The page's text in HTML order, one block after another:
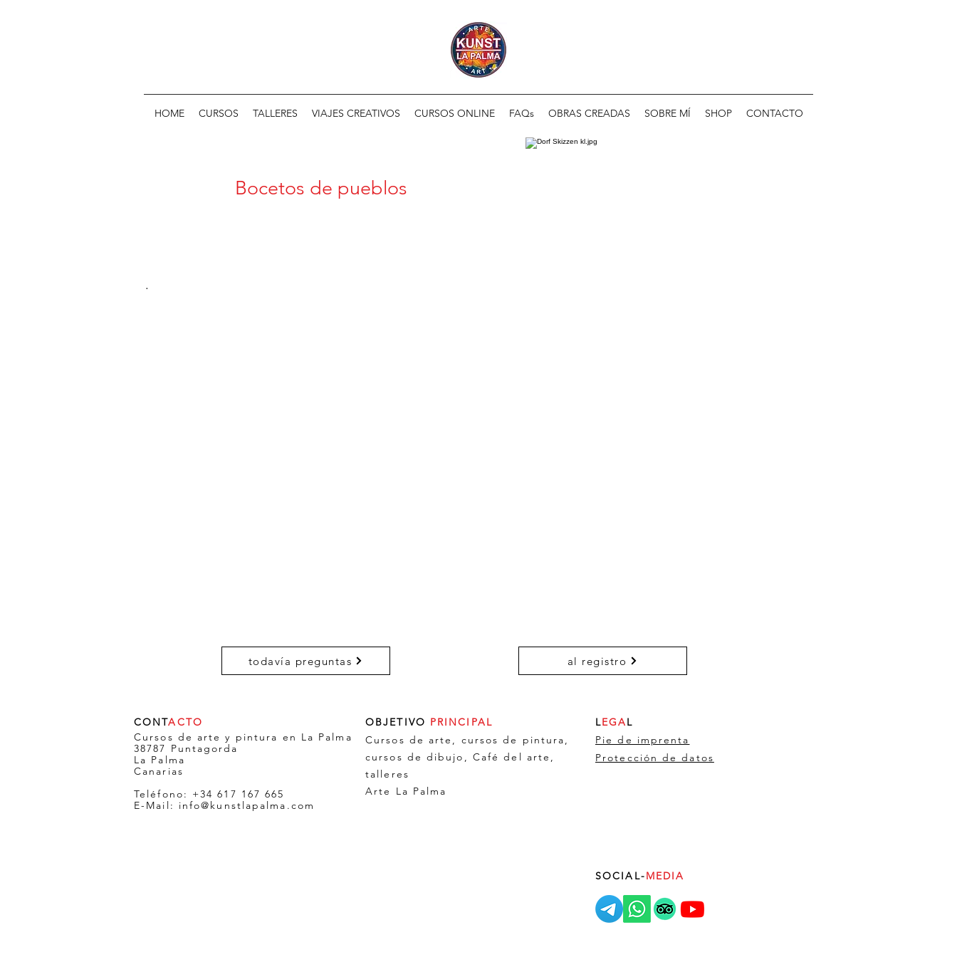
HOME CURSOS TALLERES VIAJES CREATIVOS CURSOS ONLINE FAQs OBRAS CREADAS SOBRE MÍ SHOP CONTACTO
Bocetos de pueblos
.
todavía preguntas al registro
CONTACTO
Cursos de arte y pintura en La Palma
38787 Puntagorda
La Palma
Canarias
Teléfono: +34 617 167 665
E-Mail: info@kunstlapalma.com
OBJETIVO PRINCIPAL
Cursos de arte, cursos de pintura,
cursos de dibujo, Café del arte ,
talleres
Arte La Palma
LEGAL
Pie de imprenta
Protección de datos
SOCIAL-MEDIA